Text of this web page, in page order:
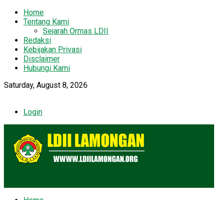
Home
Tentang Kami
Sejarah Ormas LDII
Redaksi
Kebijakan Privasi
Disclaimer
Hubungi Kami
Saturday, August 8, 2026
Login